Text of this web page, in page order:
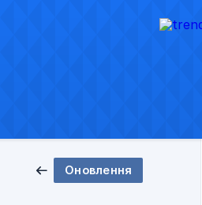
Оновлення